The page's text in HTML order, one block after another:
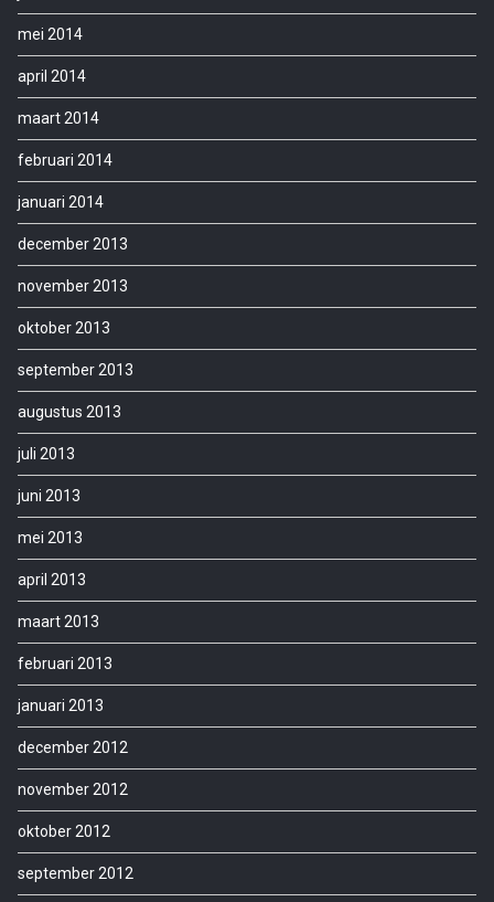
mei 2014
april 2014
maart 2014
februari 2014
januari 2014
december 2013
november 2013
oktober 2013
september 2013
augustus 2013
juli 2013
juni 2013
mei 2013
april 2013
maart 2013
februari 2013
januari 2013
december 2012
november 2012
oktober 2012
september 2012